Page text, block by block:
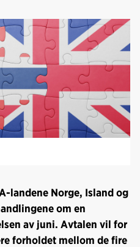
landene Norge, Island og
om en
av juni. Avtalen vil for
forholdet mellom de fire